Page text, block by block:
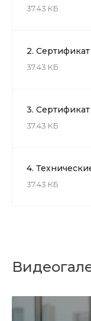
37.43 КБ
2. Сертификат
37.43 КБ
3.
37.43 КБ
4.
37.43 КБ